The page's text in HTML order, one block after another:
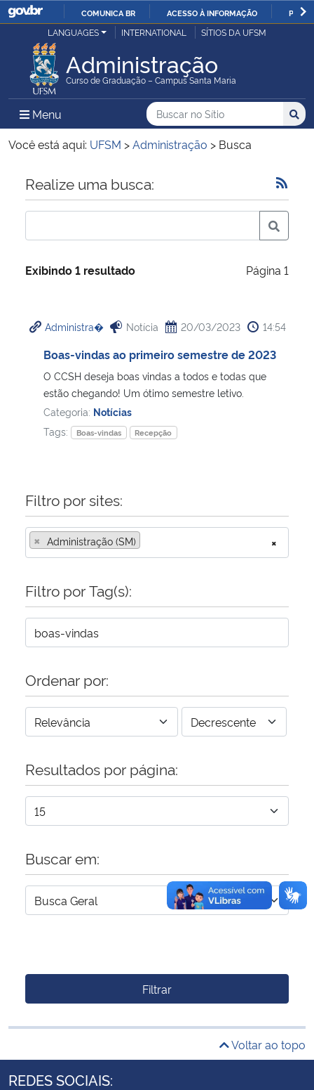
IR
O
COMUNICA BR ACESSO À INFORMAÇÃO
Ministério da Justiça e Segurança Pública
Ministério da Defesa
Ministério das Relações Exteriores
Ministério da Economia
Ministério da Infraestrutura
Ministério da Cidadania
Ministério de Minas e Energia
Ministério da Ciência, Tecnologia, Inovações e Comunicações
Ministério do Turismo
Ministério do Desenvolvimento Regional
Controladoria-Geral da União
Secretaria de Governo
Gabinete de Segurança Institucional
Advocacia-Geral da União
Banco Central do Brasil
LANGUAGES INTERNATIONAL SÍTIOS DA UFSM
Administração
Curso de Graduação – Campus Santa Maria
Menu Menu Principal do Sítio
Busca
Buscar no no Sítio
Busca:
Você está aqui: UFSM >Administração > Busca
Início do conteúdo
Realize uma busca:
Exibindo 1 resultado Página 1
Administra� Notícia 20/03/2023 14:54
Boas-vindas ao primeiro semestre de 2023
O CCSH deseja boas vindas a todos e todas que
estão chegando! Um ótimo semestre letivo.
Categoria: Notícias
Tags:
Boas-vindas Recepção
Filtro por sites:
×
× Administração (SM)
Filtro por Tag(s):
Ordenar por:
Resultados por página:
Buscar em:
Filtrar
Voltar ao topo
REDES SOCIAIS: